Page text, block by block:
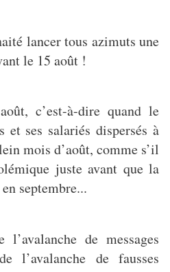
lancer tous azimuts une
le 15 août !
c’est-à-dire quand le
et ses salariés dispersés à
mois d’août, comme s’il
juste avant que la
septembre...
de messages
l’avalanche de fausses